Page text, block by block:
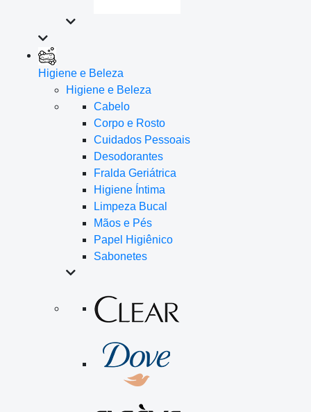
Higiene e Beleza
Higiene e Beleza
Cabelo
Corpo e Rosto
Cuidados Pessoais
Desodorantes
Fralda Geriátrica
Higiene Íntima
Limpeza Bucal
Mãos e Pés
Papel Higiênico
Sabonetes